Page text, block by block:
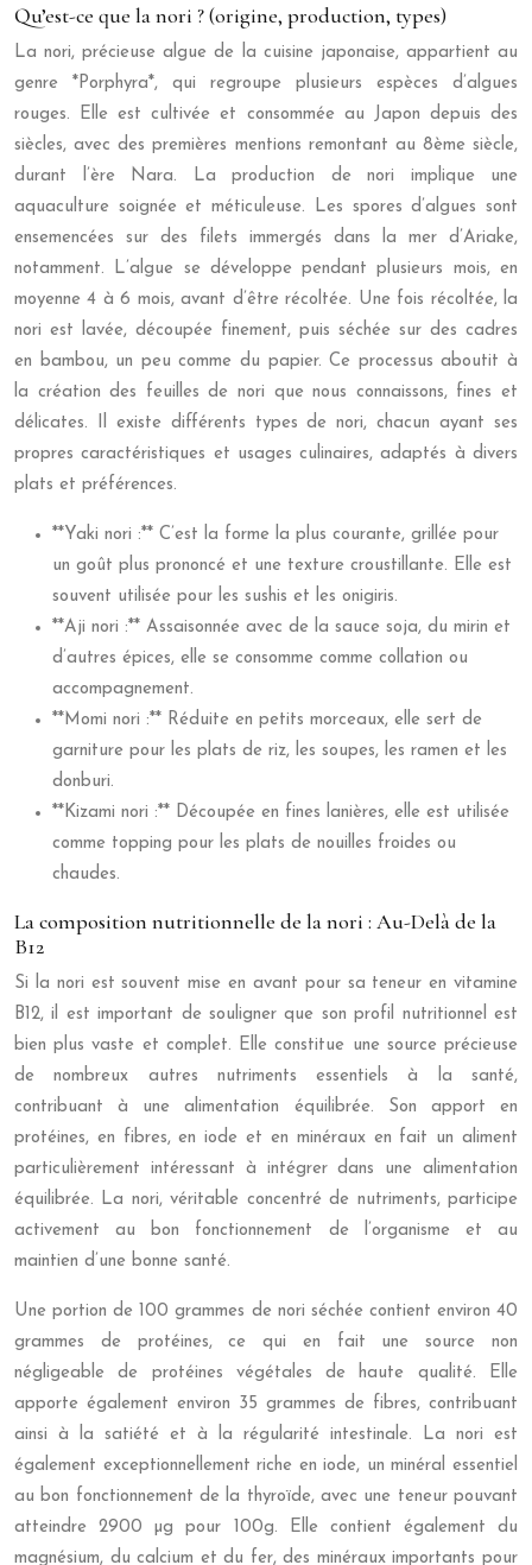
Qu’est-ce que la nori ? (origine, production, types)
La nori, précieuse algue de la cuisine japonaise, appartient au
genre *Porphyra*, qui regroupe plusieurs espèces d’algues
rouges. Elle est cultivée et consommée au Japon depuis des
siècles, avec des premières mentions remontant au 8ème siècle,
durant l’ère Nara. La production de nori implique une
aquaculture soignée et méticuleuse. Les spores d’algues sont
ensemencées sur des filets immergés dans la mer d’Ariake,
notamment. L’algue se développe pendant plusieurs mois, en
moyenne 4 à 6 mois, avant d’être récoltée. Une fois récoltée, la
nori est lavée, découpée finement, puis séchée sur des cadres
en bambou, un peu comme du papier. Ce processus aboutit à
la création des feuilles de nori que nous connaissons, fines et
délicates. Il existe différents types de nori, chacun ayant ses
propres caractéristiques et usages culinaires, adaptés à divers
plats et préférences.
**Yaki nori :** C’est la forme la plus courante, grillée pour
un goût plus prononcé et une texture croustillante. Elle est
souvent utilisée pour les sushis et les onigiris.
**Aji nori :** Assaisonnée avec de la sauce soja, du mirin et
d’autres épices, elle se consomme comme collation ou
accompagnement.
**Momi nori :** Réduite en petits morceaux, elle sert de
garniture pour les plats de riz, les soupes, les ramen et les
donburi.
**Kizami nori :** Découpée en fines lanières, elle est utilisée
comme topping pour les plats de nouilles froides ou
chaudes.
La composition nutritionnelle de la nori : Au-Delà de la
B12
Si la nori est souvent mise en avant pour sa teneur en vitamine
B12, il est important de souligner que son profil nutritionnel est
bien plus vaste et complet. Elle constitue une source précieuse
de nombreux autres nutriments essentiels à la santé,
contribuant à une alimentation équilibrée. Son apport en
protéines, en fibres, en iode et en minéraux en fait un aliment
particulièrement intéressant à intégrer dans une alimentation
équilibrée. La nori, véritable concentré de nutriments, participe
activement au bon fonctionnement de l’organisme et au
maintien d’une bonne santé.
Une portion de 100 grammes de nori séchée contient environ 40
grammes de protéines, ce qui en fait une source non
négligeable de protéines végétales de haute qualité. Elle
apporte également environ 35 grammes de fibres, contribuant
ainsi à la satiété et à la régularité intestinale. La nori est
également exceptionnellement riche en iode, un minéral essentiel
au bon fonctionnement de la thyroïde, avec une teneur pouvant
atteindre 2900 µg pour 100g. Elle contient également du
magnésium, du calcium et du fer, des minéraux importants pour